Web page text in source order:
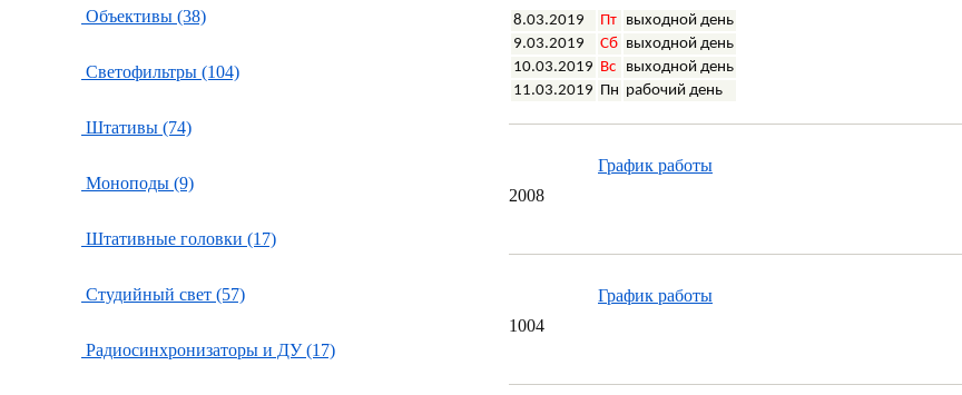
Объективы (38)
Светофильтры (104)
Штативы (74)
Моноподы (9)
Штативные головки (17)
Студийный свет (57)
Радиосинхронизаторы и ДУ (17)
8.03.2019 Пт выходной день
9.03.2019 Сб выходной день
10.03.2019 Вс
выходной день
11.03.2019 Пн рабочий день
2008
График работы
1004
График работы